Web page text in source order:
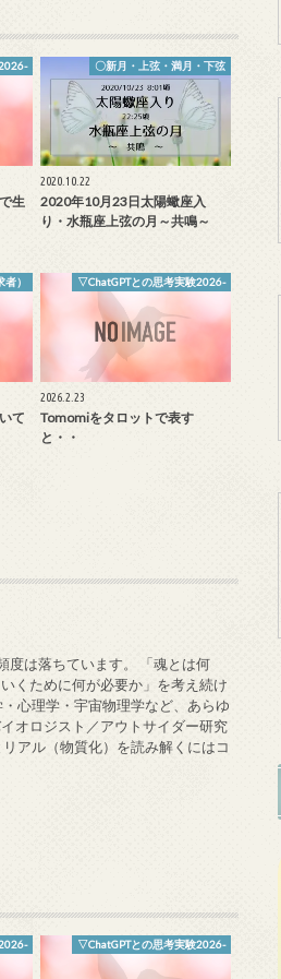
生
〇新月・上弦・満月・下弦
2020.10.22
2020年10月23日太陽蠍座入
り・水瓶座上弦の月～共鳴～
）
て
▽ChatGPTとの思考実験2026-
2026.2.23
Tomomiをタロットで表す
と・・
度は落ちています。 「魂とは何
くために何が必要か」を考え続け
心理学・宇宙物理学など、あらゆ
オロジスト／アウトサイダー研究
アル（物質化）を読み解くにはコ
▽ChatGPTとの思考実験2026-